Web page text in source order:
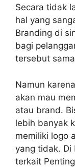
Secara tidak
hal yang
Branding di
bagi
tersebut
Namun
akan mau
atau brand.
lebih banyak
memiliki logo
yang tidak. Di
terkait